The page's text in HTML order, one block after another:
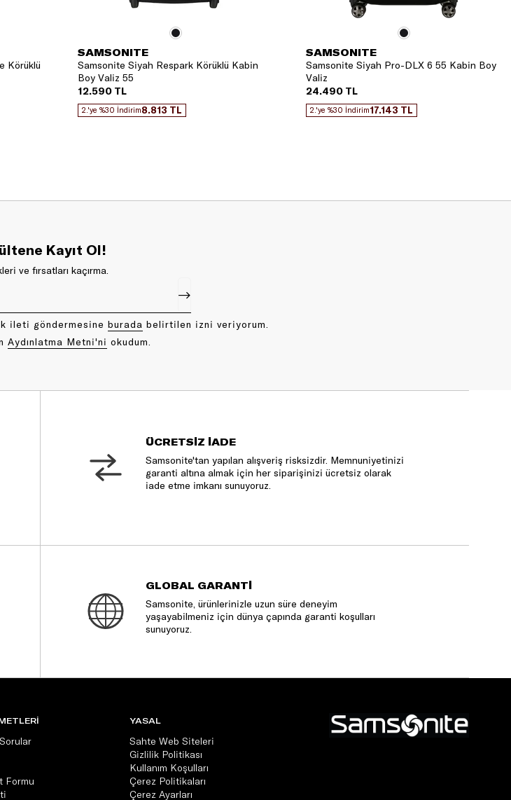
Körüklü
SAMSONITE
Samsonite Siyah Respark Körüklü Kabin
Boy Valiz 55
12.590 TL
2.'ye %30 İndirim8.813 TL
SAMSONITE
Samsonite Siyah Pro-DLX 6 55 Kabin Boy
Valiz
24.490 TL
2.'ye %30 İndirim17.143 TL
Kayıt Ol!
ve fırsatları kaçırma.
ileti göndermesine bu rada belirtilen izni veriyorum.
Aydınlatma Metni'ni okudum.
ÜCRETSİZ İADE
Samsonite'tan yapılan alışveriş risksizdir. Memnuniyetinizi
garanti altına almak için her siparişinizi ücretsiz olarak
iade etme imkanı sunuyoruz.
GLOBAL GARANTİ
Samsonite, ürünlerinizle uzun süre deneyim
yaşayabilmeniz için dünya çapında garanti koşulları
sunuyoruz.
Formu
YASAL
Sahte Web Siteleri
Gizlilik Politikası
Kullanım Koşulları
Çerez Politikaları
Çerez Ayarları